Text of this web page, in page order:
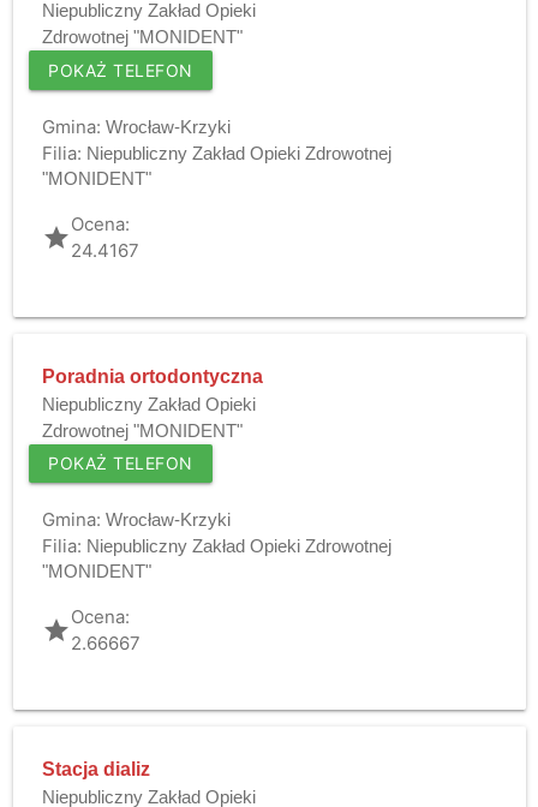
Niepubliczny Zakład Opieki
Zdrowotnej "MONIDENT"
POKAŻ TELEFON
Gmina: Wrocław-Krzyki
Filia: Niepubliczny Zakład Opieki Zdrowotnej
"MONIDENT"
gradeOcena:
24.4167
Poradnia ortodontyczna
Niepubliczny Zakład Opieki
Zdrowotnej "MONIDENT"
POKAŻ TELEFON
Gmina: Wrocław-Krzyki
Filia: Niepubliczny Zakład Opieki Zdrowotnej
"MONIDENT"
gradeOcena:
2.66667
Stacja dializ
Niepubliczny Zakład Opieki